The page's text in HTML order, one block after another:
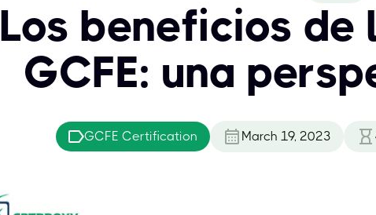
Los beneficios
GCFE: una
GCFE Certification March 19, 2023